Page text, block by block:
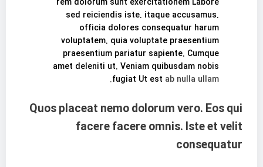
sed reiciendis iste. itaque accusamus.
officia dolores consequatur harum
voluptatem. quia voluptate praesentium
praesentium pariatur sapiente. Cumque
amet deleniti ut. Veniam quibusdam nobis
fugiat Ut est ab nulla ullam.
Quos placeat nemo dolorum vero. Eos qui
facere facere omnis. Iste et velit
consequatur